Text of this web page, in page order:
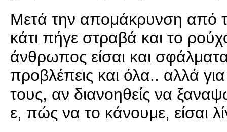
Μετά την απομάκρυνση από
κάτι πήγε στραβά και το
άνθρωπος είσαι και
προβλέπεις και όλα.. αλλά
τους, αν διανοηθείς να
ε, πώς να το κάνουμε, είσαι